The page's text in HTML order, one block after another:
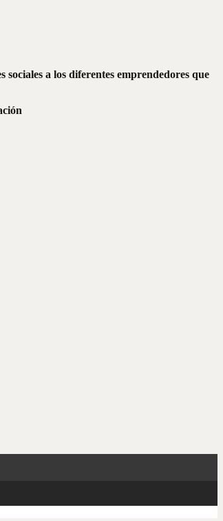
a los diferentes emprendedores que